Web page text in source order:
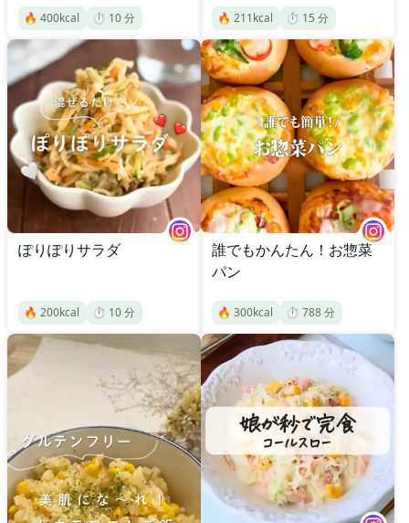
🔥 400kcal ⏱️ 10分 🔥 211kcal ⏱️ 15 分
ぽりぽりサラダ
🔥 200kcal ⏱️ 10分
誰でもかんたん！お惣菜
パン
🔥 300kcal ⏱️ 788分